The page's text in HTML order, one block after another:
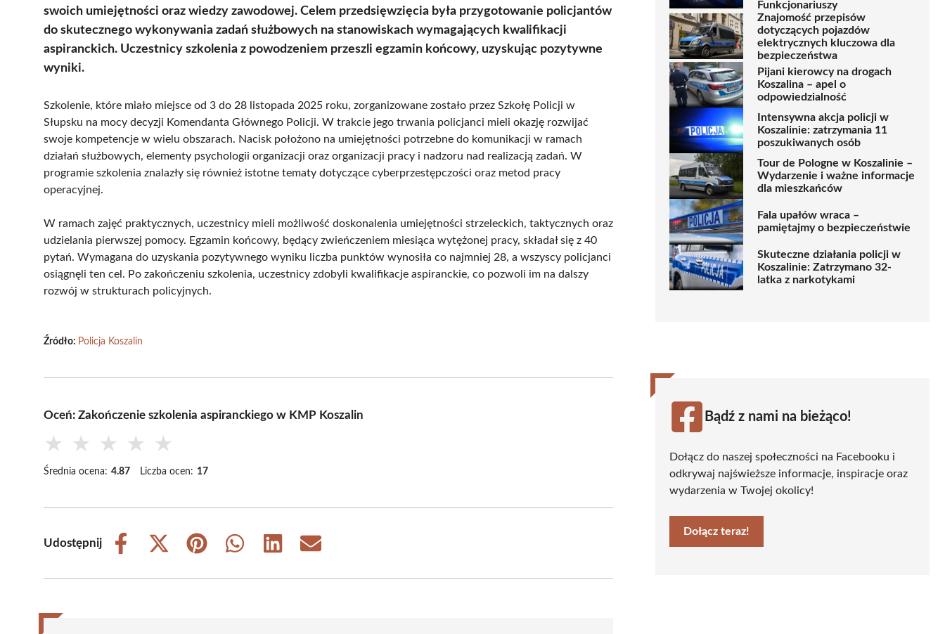
swoich umiejętności oraz wiedzy zawodowej. Celem przedsięwzięcia była przygotowanie policjantów
do skutecznego wykonywania zadań służbowych na stanowiskach wymagających kwalifikacji
aspiranckich. Uczestnicy szkolenia z powodzeniem przeszli egzamin końcowy, uzyskując pozytywne
wyniki.
Szkolenie, które miało miejsce od 3 do 28 listopada 2025 roku, zorganizowane zostało przez Szkołę Policji w
Słupsku na mocy decyzji Komendanta Głównego Policji. W trakcie jego trwania policjanci mieli okazję rozwijać
swoje kompetencje w wielu obszarach. Nacisk położono na umiejętności potrzebne do komunikacji w ramach
działań służbowych, elementy psychologii organizacji oraz organizacji pracy i nadzoru nad realizacją zadań. W
programie szkolenia znalazły się również istotne tematy dotyczące cyberprzestępczości oraz metod pracy
operacyjnej.
W ramach zajęć praktycznych, uczestnicy mieli możliwość doskonalenia umiejętności strzeleckich, taktycznych oraz
udzielania pierwszej pomocy. Egzamin końcowy, będący zwieńczeniem miesiąca wytężonej pracy, składał się z 40
pytań. Wymagana do uzyskania pozytywnego wyniku liczba punktów wynosiła co najmniej 28, a wszyscy policjanci
osiągnęli ten cel. Po zakończeniu szkolenia, uczestnicy zdobyli kwalifikacje aspiranckie, co pozwoli im na dalszy
rozwój w strukturach policyjnych.
Źródło: Policja Koszalin
Oceń: Zakończenie szkolenia aspiranckiego w KMP Koszalin
★ ★ ★ ★ ★
Średnia ocena: 4.87 Liczba ocen: 17
Udostępnij
Share
Share
(Twitter)
Share
Share
Share
Share
Funkcjonariuszy
Znajomość przepisów
dotyczących pojazdów
elektrycznych kluczowa dla
bezpieczeństwa
Pijani kierowcy na drogach
Koszalina – apel o
odpowiedzialność
Intensywna akcja policji w
Koszalinie: zatrzymania 11
poszukiwanych osób
Tour de Pologne w Koszalinie –
Wydarzenie i ważne informacje
dla mieszkańców
Fala upałów wraca –
pamiętajmy o bezpieczeństwie
Skuteczne działania policji w
Koszalinie: Zatrzymano 32-
latka z narkotykami
Bądź z nami na bieżąco!
Dołącz do naszej społeczności na Facebooku i
odkrywaj najświeższe informacje, inspiracje oraz
wydarzenia w Twojej okolicy!
Dołącz teraz!